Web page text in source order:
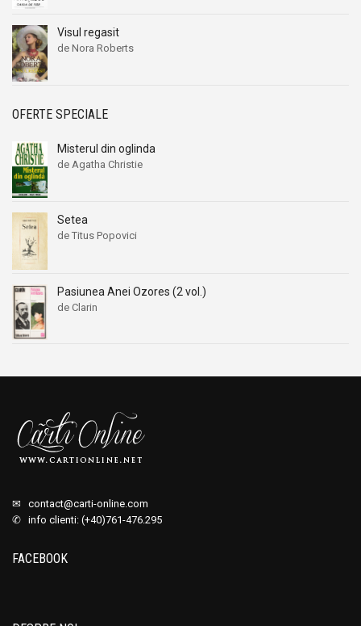
Visul regasit
de Nora Roberts
OFERTE SPECIALE
Misterul din oglinda
de Agatha Christie
Setea
de Titus Popovici
Pasiunea Anei Ozores (2 vol.)
de Clarin
✉ contact@carti-online.com
✆ info clienti: (+40)761-476.295
FACEBOOK